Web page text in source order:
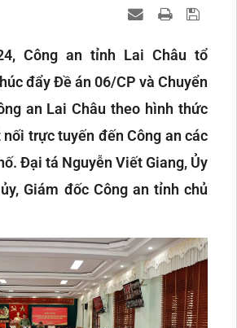
Công an tỉnh Lai Châu tổ
đẩy Đề án 06/CP và Chuyển
an Lai Châu theo hình thức
trực tuyến đến Công an các
Đại tá Nguyễn Viết Giang, Ủy
Giám đốc Công an tỉnh chủ